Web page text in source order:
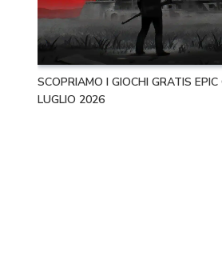
SCOPRIAMO I GIOCHI GRATIS
LUGLIO 2026